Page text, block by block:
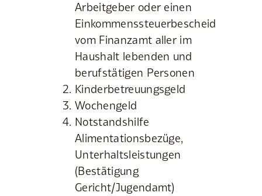
Arbeitgeber oder einen
Einkommenssteuerbescheid
vom Finanzamt aller im
Haushalt lebenden und
berufstätigen Personen
Kinderbetreuungsgeld
Wochengeld
Notstandshilfe
Alimentationsbezüge,
Unterhaltsleistungen
(Bestätigung
Gericht/Jugendamt)